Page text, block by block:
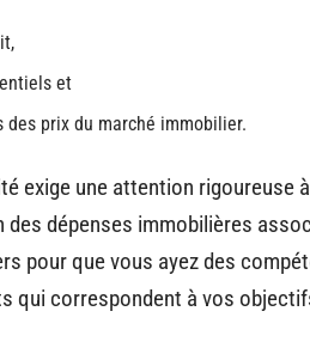
et
des prix du marché immobilier.
exige une attention rigoureuse
des dépenses immobilières
pour que vous ayez des
qui correspondent à vos